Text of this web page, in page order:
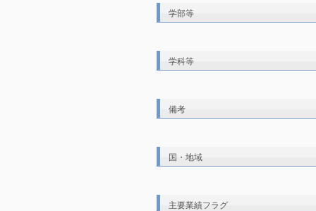
学部等
学科等
備考
国・地域
主要業績フラグ